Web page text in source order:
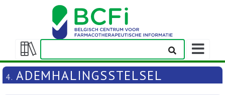
Weergeven/verbergen
inhoudstafel
4. ADEMHALINGSSTELSEL